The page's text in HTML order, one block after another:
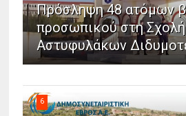
Πρόσληψη 48 ατόμων
προσωπικού στη
Αστυφυλάκων
6